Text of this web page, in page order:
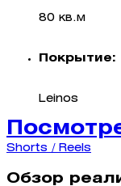
80 кв.м
Покрытие:
Leinos
Shorts / Reels
Обзор